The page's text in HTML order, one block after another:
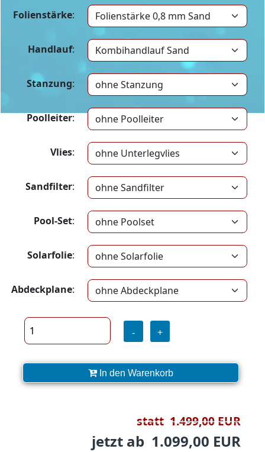
Folienstärke:
Handlauf:
Stanzung:
Poolleiter:
Vlies:
Sandfilter:
Pool-Set:
Solarfolie:
Abdeckplane:
- +
In den Warenkorb
statt 1.499,00 EUR
jetzt ab 1.099,00 EUR